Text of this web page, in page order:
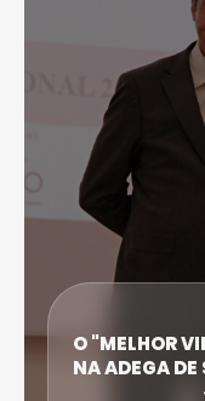
O "MELHOR
NA ADEGA DE